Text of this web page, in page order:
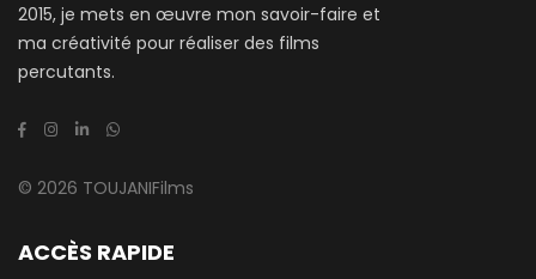
2015, je mets en œuvre mon savoir-faire et
ma créativité pour réaliser des films
percutants.
© 2026 TOUJANIFilms
ACCÈS RAPIDE